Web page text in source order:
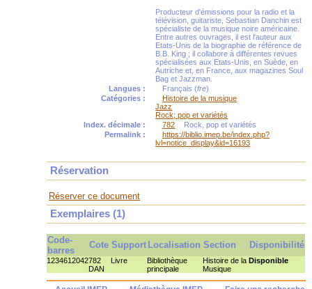
Producteur d'émissions pour la radio et la
télévision, guitariste, Sebastian Danchin est
spécialiste de la musique noire américaine.
Entre autres ouvrages, il est l'auteur aux
Etats-Unis de la biographie de référence de
B.B. King ; il collabore à différentes revues
spécialisées aux Etats-Unis, en Suède, en
Autriche et, en France, aux magazines Soul
Bag et Jazzman.
Langues :
Français (fre)
Catégories :
Histoire de la musique
Jazz
Rock; pop et variétés
Index. décimale :
782
Rock, pop et variétés
Permalink :
https://biblio.imep.be/index.php?
lvl=notice_display&id=16193
Réservation
Réserver ce document
Exemplaires (1)
Code-
barres
Cote Support Localisation Section Disponibilité
1234612042782
DAN
Livre
Bibliothèque
principale
Histoire de la
Musique
Disponible